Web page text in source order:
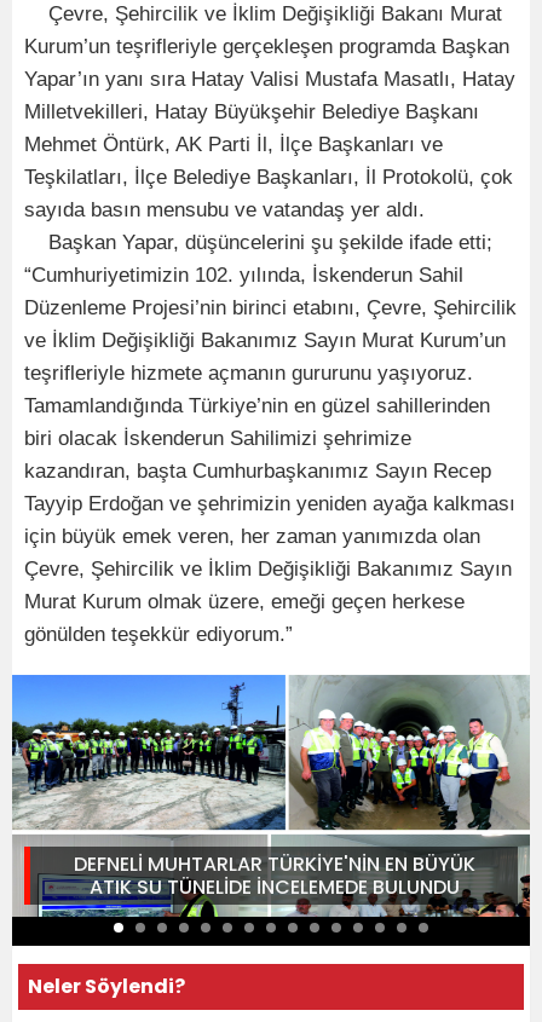
Çevre, Şehircilik ve İklim Değişikliği Bakanı Murat
Kurum’un teşrifleriyle gerçekleşen programda Başkan
Yapar’ın yanı sıra Hatay Valisi Mustafa Masatlı, Hatay
Milletvekilleri, Hatay Büyükşehir Belediye Başkanı
Mehmet Öntürk, AK Parti İl, İlçe Başkanları ve
Teşkilatları, İlçe Belediye Başkanları, İl Protokolü, çok
sayıda basın mensubu ve vatandaş yer aldı.
Başkan Yapar, düşüncelerini şu şekilde ifade etti;
“Cumhuriyetimizin 102. yılında, İskenderun Sahil
Düzenleme Projesi’nin birinci etabını, Çevre, Şehircilik
ve İklim Değişikliği Bakanımız Sayın Murat Kurum’un
teşrifleriyle hizmete açmanın gururunu yaşıyoruz.
Tamamlandığında Türkiye’nin en güzel sahillerinden
biri olacak İskenderun Sahilimizi şehrimize
kazandıran, başta Cumhurbaşkanımız Sayın Recep
Tayyip Erdoğan ve şehrimizin yeniden ayağa kalkması
için büyük emek veren, her zaman yanımızda olan
Çevre, Şehircilik ve İklim Değişikliği Bakanımız Sayın
Murat Kurum olmak üzere, emeği geçen herkese
gönülden teşekkür ediyorum.”
DEFNELİ MUHTARLAR TÜRKİYE'NİN EN BÜYÜK
ATIK SU TÜNELİDE İNCELEMEDE BULUNDU
Neler Söylendi?